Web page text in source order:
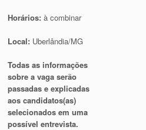
Horários:à combinar
Local: Uberlândia/MG
Todas as informações
sobre a vaga serão
passadas e explicadas
aos candidatos(as)
selecionados em uma
possível entrevista.